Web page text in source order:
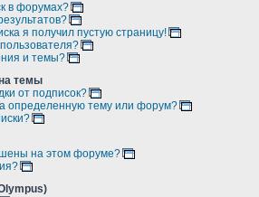
в форумах?
я получил пустую страницу!
и темы?
темы
от подписок?
определенную тему или форум?
на этом форуме?